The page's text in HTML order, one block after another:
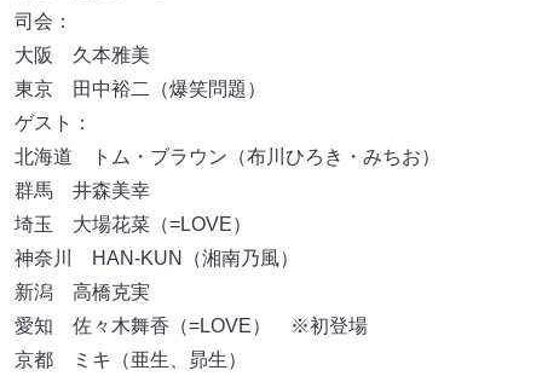
司会：
大阪 久本雅美
東京 田中裕二（爆笑問題）
ゲスト：
北海道 トム・ブラウン（布川ひろき・みちお）
群馬 井森美幸
埼玉 大場花菜（=LOVE）
神奈川 HAN-KUN（湘南乃風）
新潟 高橋克実
愛知 佐々木舞香（=LOVE） ※初登場
京都 ミキ（亜生、昴生）